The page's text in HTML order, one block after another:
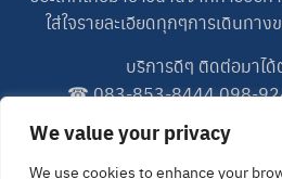
We value your privacy
We use cookies to enhance your
ใส่ใจรายละเอียดทุกๆการเดินทา
บริการดีๆ ติดต่อมาได้
☎083-853-8444,098-
083-698-5227
LINE ID :